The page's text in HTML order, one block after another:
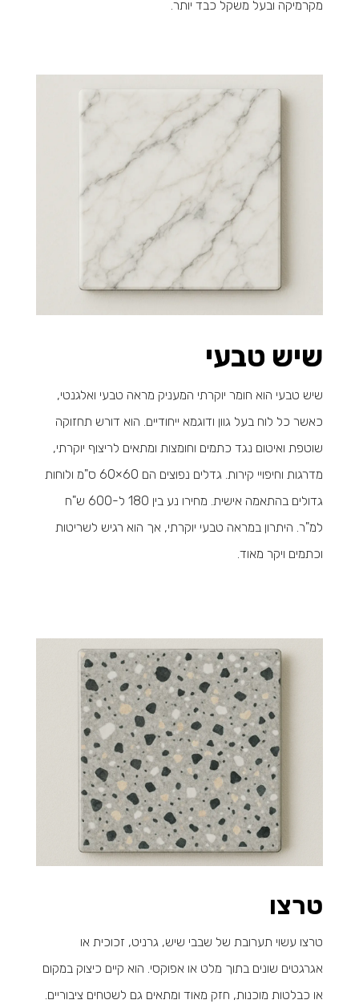
מקרמיקה ובעל משקל כבד יותר.
שיש טבעי
שיש טבעי הוא חומר יוקרתי המעניק מראה טבעי ואלגנטי,
כאשר כל לוח בעל גוון ודוגמא ייחודיים. הוא דורש תחזוקה
שוטפת ואיטום נגד כתמים וחומצות ומתאים לריצוף יוקרתי,
מדרגות וחיפויי קירות. גדלים נפוצים הם 60×60 ס"מ ולוחות
גדולים בהתאמה אישית. מחירו נע בין 180 ל-600 ש"ח
למ"ר. היתרון במראה טבעי יוקרתי, אך הוא רגיש לשריטות
וכתמים ויקר מאוד.
טרצו
טרצו עשוי תערובת של שבבי שיש, גרניט, זכוכית או
אגרגטים שונים בתוך מלט או אפוקסי. הוא קיים כיצוק במקום
או כבלטות מוכנות, חזק מאוד ומתאים גם לשטחים ציבוריים.